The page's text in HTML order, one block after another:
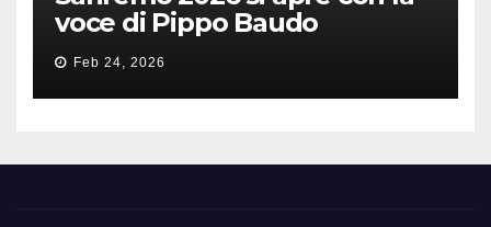
voce di Pippo Baudo
Feb 24, 2026